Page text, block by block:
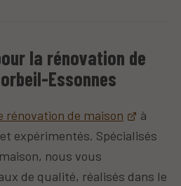
la rénovation de
Essonnes
rénovation de maison
à
expérimentés. Spécialisés
nous vous
de qualité, réalisés dans le